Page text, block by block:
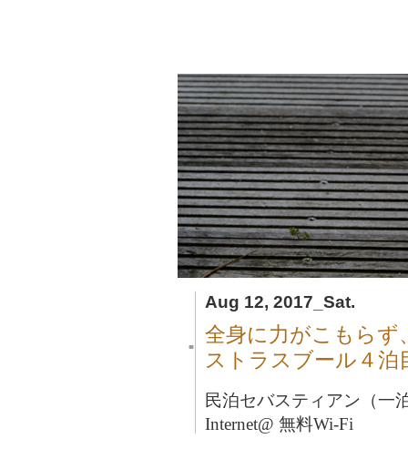
Aug 12, 2017_Sat.
■
全身に力がこもらず
ストラスブール４泊
民泊セバスティアン（一
Internet@ 無料Wi-Fi